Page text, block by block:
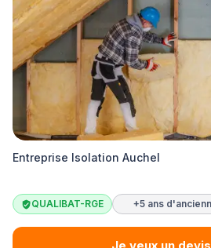
Entreprise Isolation Auchel
QUALIBAT-RGE +5 ans